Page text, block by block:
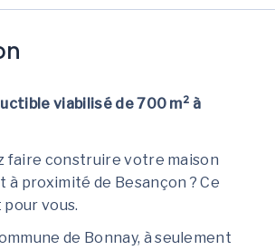
viabilisé de 700 m² à
faire construire votre maison
proximité de Besançon ? Ce
vous.
de Bonnay, à seulement